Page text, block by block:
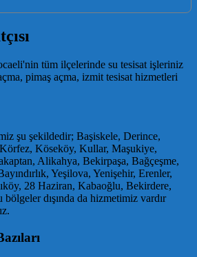
tüm ilçelerinde su tesisat işleriniz
pimaş açma, izmit tesisat hizmetleri
şu şekildedir; Başiskele, Derince,
Köseköy, Kullar, Maşukiye,
Alikahya, Bekirpaşa, Bağçeşme,
Yeşilova, Yenişehir, Erenler,
28 Haziran, Kabaoğlu, Bekirdere,
dışında da hizmetimiz vardır